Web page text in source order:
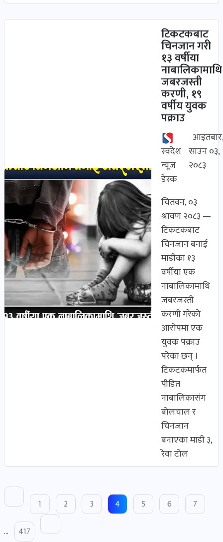
टिकटकबाट
चिनजान गरी
१३ वर्षीया
नाबालिकामाथि
जबरजस्ती
करणी, १९
वर्षीय युवक
पक्राउ
स्वदेश
न्यूज
डेस्क
आइतबार,
साउन ०३,
२०८३
चितवन, ०३
श्रावण २०८३ —
टिकटकबाट
चिनजान बनाई
माडीका १३
वर्षीया एक
नाबालिकामाथि
जबरजस्ती
करणी गरेको
आरोपमा एक
युवक पक्राउ
परेका छन् ।
टिकटकमार्फत
पीडित
नाबालिकासंग
बोलचाल र
चिनजान
बनाएका माडी ३,
रेवा टोल
1 2 3 4 5 6 7
… 417